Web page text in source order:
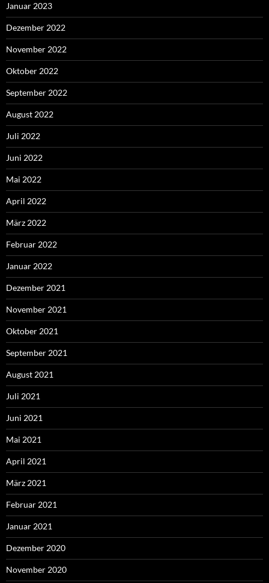
Januar 2023
Dezember 2022
November 2022
Oktober 2022
September 2022
August 2022
Juli 2022
Juni 2022
Mai 2022
April 2022
März 2022
Februar 2022
Januar 2022
Dezember 2021
November 2021
Oktober 2021
September 2021
August 2021
Juli 2021
Juni 2021
Mai 2021
April 2021
März 2021
Februar 2021
Januar 2021
Dezember 2020
November 2020